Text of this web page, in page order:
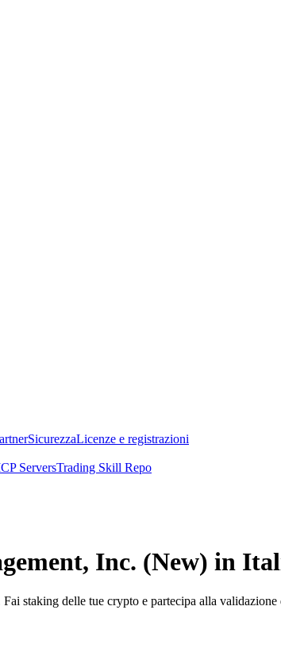
SicurezzaLicenze e registrazioni
ServersTrading Skill Repo
Inc. (New) in
staking delle tue crypto e partecipa alla